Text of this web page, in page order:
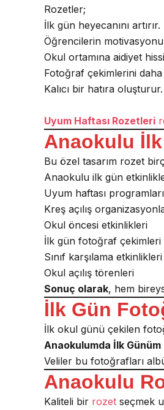
Rozetler;
İlk gün heyecanını artırır.
Öğrencilerin
Okul ortamına aidiyet
Fotoğraf çekimlerini daha
Kalıcı bir hatıra oluşturur.
Uyum Haftası Rozetleri
Anaokulu İlk
Bu özel tasarım rozet
Anaokulu ilk gün
Uyum haftası programları
Kreş açılış
Okul öncesi etkinlikleri
İlk gün fotoğraf çekimleri
Sınıf karşılama etkinlikleri
Okul açılış törenleri
Sonuç olarak, hem
İlk Gün
İlk okul günü çekilen
Anaokulumda İlk Günüm
Veliler bu fotoğrafları
Anaokulu
Kaliteli bir rozet seçmek